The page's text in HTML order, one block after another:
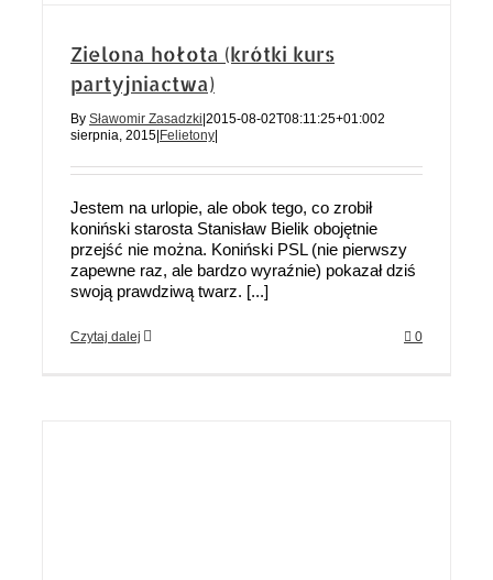
Zielona hołota (krótki kurs
partyjniactwa)
By Sławomir Zasadzki 2015-08-02T08:11:25+01:002
sierpnia, 2015 Felietony
Jestem na urlopie, ale obok tego, co zrobił
koniński starosta Stanisław Bielik obojętnie
przejść nie można. Koniński PSL (nie pierwszy
zapewne raz, ale bardzo wyraźnie) pokazał dziś
swoją prawdziwą twarz. [...]
Czytaj dalej 0